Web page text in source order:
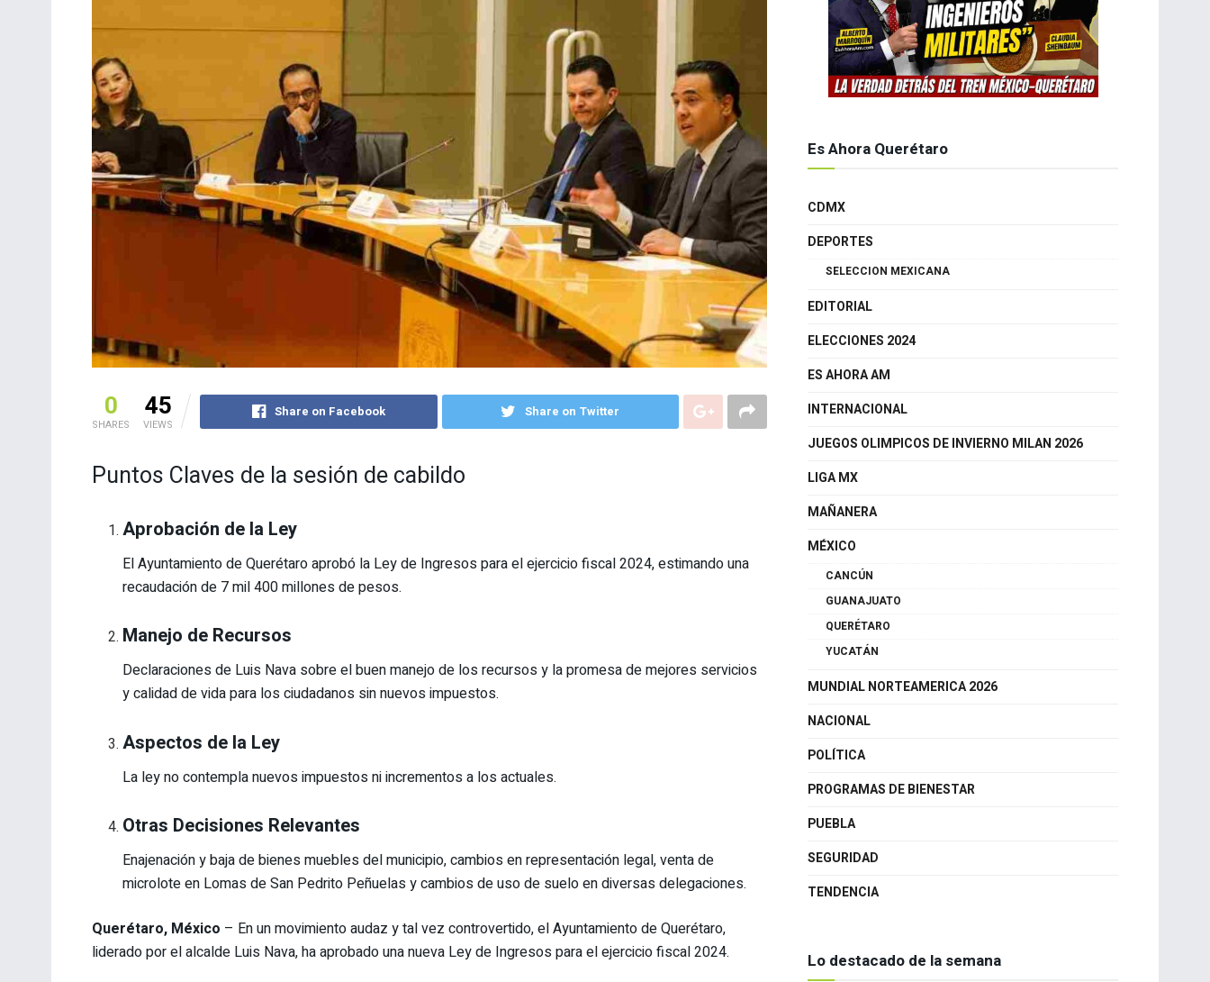
0
SHARES
45
VIEWS
Share on Facebook Share on Twitter
Puntos Claves de la sesión de cabildo
Aprobación de la Ley
El Ayuntamiento de Querétaro aprobó la Ley de Ingresos para el ejercicio fiscal 2024, estimando una
recaudación de 7 mil 400 millones de pesos.
Manejo de Recursos
Declaraciones de Luis Nava sobre el buen manejo de los recursos y la promesa de mejores servicios
y calidad de vida para los ciudadanos sin nuevos impuestos.
Aspectos de la Ley
La ley no contempla nuevos impuestos ni incrementos a los actuales.
Otras Decisiones Relevantes
Enajenación y baja de bienes muebles del municipio, cambios en representación legal, venta de
microlote en Lomas de San Pedrito Peñuelas y cambios de uso de suelo en diversas delegaciones.
Querétaro, México – En un movimiento audaz y tal vez controvertido, el Ayuntamiento de Querétaro,
liderado por el alcalde Luis Nava, ha aprobado una nueva Ley de Ingresos para el ejercicio fiscal 2024.
Es Ahora Querétaro
CDMX
DEPORTES
SELECCION MEXICANA
EDITORIAL
ELECCIONES 2024
ES AHORA AM
INTERNACIONAL
JUEGOS OLIMPICOS DE INVIERNO MILAN 2026
LIGA MX
MAÑANERA
MÉXICO
CANCÚN
GUANAJUATO
QUERÉTARO
YUCATÁN
MUNDIAL NORTEAMERICA 2026
NACIONAL
POLÍTICA
PROGRAMAS DE BIENESTAR
PUEBLA
SEGURIDAD
TENDENCIA
Lo destacado de la semana